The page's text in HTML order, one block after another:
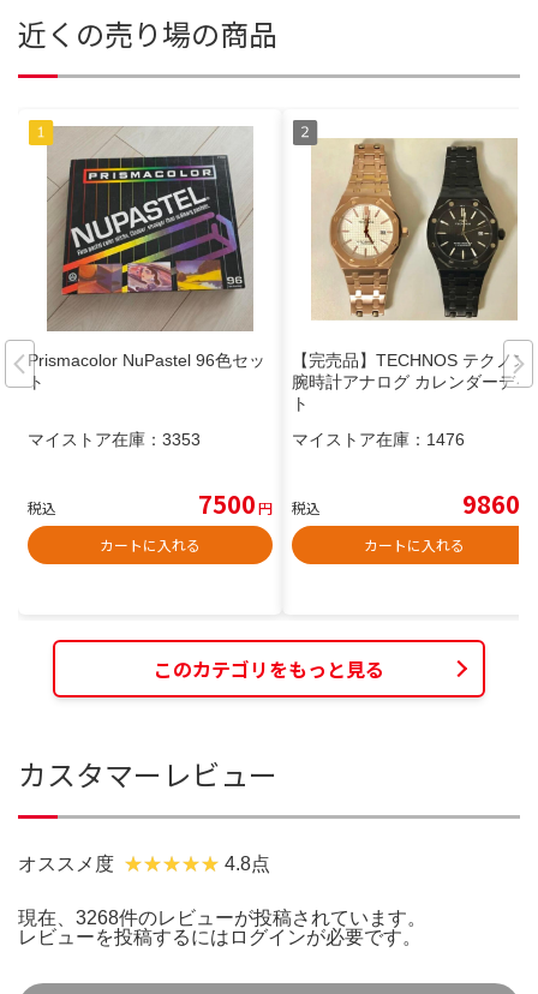
近くの売り場の商品
Prismacolor NuPastel 96色セッ
ト
マイストア在庫： 3353
税込 7500円
カートに入れる
【完売品】TECHNOS テクノス
腕時計アナログ カレンダーデイ
ト
マイストア在庫： 1476
税込 9860
カートに入れる
このカテゴリをもっと見る
カスタマーレビュー
オススメ度 4.8点
現在、3268件のレビューが投稿されています。
レビューを投稿するには ログインが必要です。